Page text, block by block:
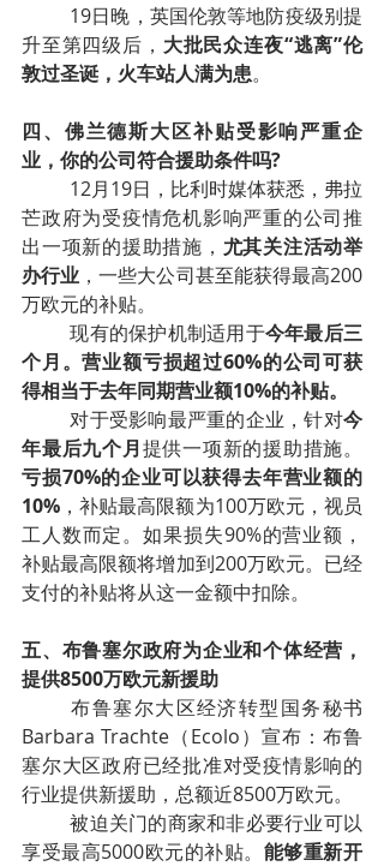
19日晚，英国伦敦等地防疫级别提
升至第四级后， 大批民众连夜“逃离”伦
敦过圣诞，火车站人满为患。
四、佛兰德斯大区补贴受影响严重企
业，你的公司符合援助条件吗?
12月19日，比利时媒体获悉，弗拉
芒政府为受疫情危机影响严重的公司推
出一项新的援助措施， 尤其关注活动举
办行业 ，一些大公司甚至能获得最高200
万欧元的补贴。
现有的保护机制适用于今年最后三
个月。营业额亏损超过60%的公司可获
得相当于去年同期营业额10%的补贴。
对于受影响最严重的企业，针对今
年最后九个月提供一项新的援助措施。
亏损70%的企业可以获得去年营业额的
10% ，补贴最高限额为100万欧元，视员
工人数而定。如果损失90%的营业额，
补贴最高限额将增加到200万欧元。已经
支付的补贴将从这一金额中扣除。
五、布鲁塞尔政府为企业和个体经营，
提供8500万欧元新援助
布鲁塞尔大区经济转型国务秘书
Barbara Trachte（Ecolo）宣布：布鲁
塞尔大区政府已经批准对受疫情影响的
行业提供新援助，总额近8500万欧元。
被迫关门的商家和非必要行业可以
享受最高5000欧元的补贴。 能够重新开